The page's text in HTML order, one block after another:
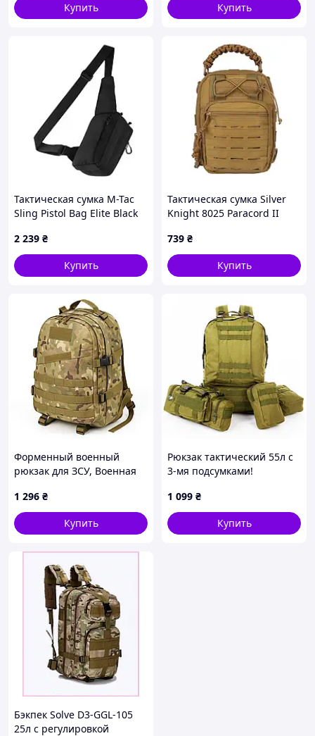
Купить
Купить
Тактическая сумка M-Tac
Sling Pistol Bag Elite Black
2 239 ₴
Купить
Тактическая сумка Silver
Knight 8025 Paracord II
739 ₴
Купить
Форменный военный
рюкзак для ЗСУ, Военная
Тактический рюкзак для
ЗСУ ВСУ XN-30
1 296 ₴
Купить
Рюкзак тактический 55л с
3-мя подсумками!
для похода путешествий
большой рюкзак баул
1 099 ₴
Купить
Бэкпек Solve D3-GGL-105
25л с регулировкой